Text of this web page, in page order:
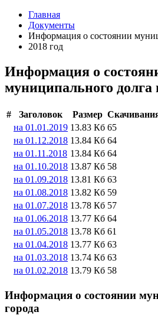
Главная
Документы
Информация о состоянии
2018 год
Информация о
муниципального долга
# Заголовок Размер
на 01.01.2019 13.83 Кб 65
на 01.12.2018 13.84 Кб 64
на 01.11.2018 13.84 Кб 64
на 01.10.2018 13.87 Кб 58
на 01.09.2018 13.81 Кб 63
на 01.08.2018 13.82 Кб 59
на 01.07.2018 13.78 Кб 57
на 01.06.2018 13.77 Кб 64
на 01.05.2018 13.78 Кб 61
на 01.04.2018 13.77 Кб 63
на 01.03.2018 13.74 Кб 63
на 01.02.2018 13.79 Кб 58
Информация о состоянии
города